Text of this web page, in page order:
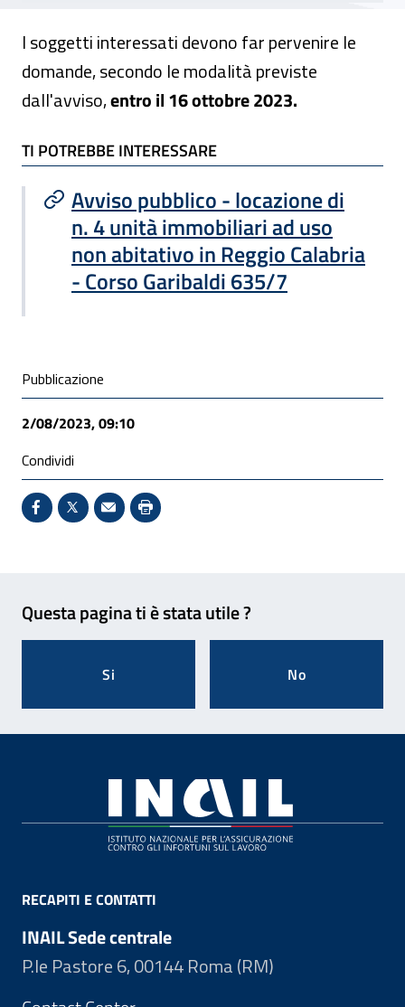
I soggetti interessati devono far pervenire le
domande, secondo le modalità previste
dall'avviso,entro il 16 ottobre 2023.
TI POTREBBE INTERESSARE
TI POTREBBE INTERESSARE
Avviso pubblico - locazione di
n. 4 unità immobiliari ad uso
non abitativo in Reggio Calabria
- Corso Garibaldi 635/7
Condivisione social
Pubblicazione
2/08/2023, 09:10
Condividi
Condividi su Facebook - Sito esterno - Apertura in
X - Sito esterno - Apertura in nuova finestra
Invio Mail: apre il programma di posta
Stampa pagina: scelta meno
Questa pagina ti è stata utile ?
Si No
RECAPITI E CONTATTI
INAIL Sede centrale
P.le Pastore 6, 00144 Roma (RM)